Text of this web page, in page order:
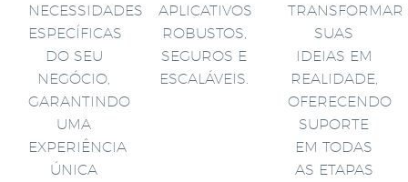
NECESSIDADES
ESPECÍFICAS
DO SEU
NEGÓCIO,
GARANTINDO
UMA
EXPERIÊNCIA
ÚNICA
APLICATIVOS
ROBUSTOS,
SEGUROS E
ESCALÁVEIS.
TRANSFORMAR
SUAS
IDEIAS EM
REALIDADE,
OFERECENDO
SUPORTE
EM TODAS
AS ETAPAS